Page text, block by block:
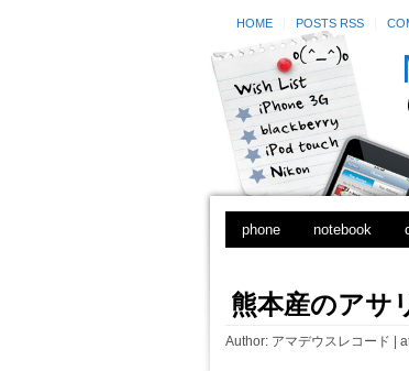
HOME POSTS RSS
phone notebook
熊本産のアサ
Author: アマデウスレコード |